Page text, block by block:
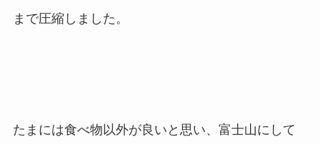
まで圧縮しました。
たまには食べ物以外が良いと思い、富士山にして